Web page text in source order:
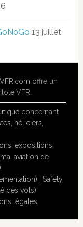
13 juillet
offre un
VFR.
concernant
héliciers,
expositions,
aviation de
|Safety
des vols)
légales